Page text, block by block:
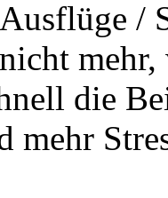
/
die
mehr